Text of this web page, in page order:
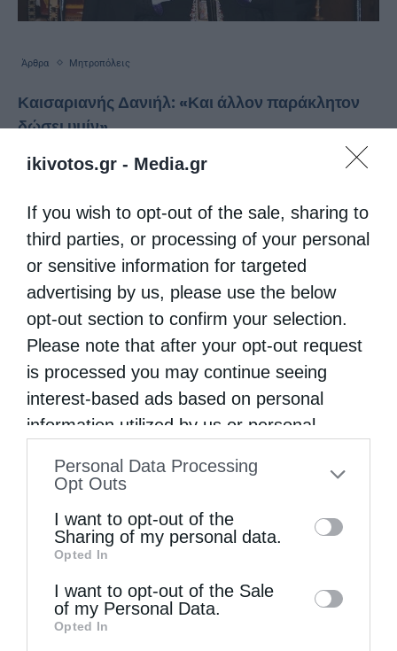
ikivotos.gr - Media.gr
If you wish to opt-out of the sale, sharing to
third parties, or processing of your personal
or sensitive information for targeted
advertising by us, please use the below
opt-out section to confirm your selection.
Please note that after your opt-out request
is processed you may continue seeing
interest-based ads based on personal
information utilized by us or personal
to your opt-out. You may separately opt-out
information by third parties on the IAB’s list
of downstream participants. This
information may also be disclosed by us to
third parties on theIAB’s List of
Downstream Participants
Personal Data Processing
Opt Outs
I want to opt-out of the
Sharing of my personal data.
Opted In
I want to opt-out of the Sale
of my Personal Data.
Opted In
Άρθρα Μητροπόλεις
Καισαριανής Δανιήλ: «Και άλλον παράκλητον
δώσει υμίν»
από ikivotos 4 Ιουνίου 2025
Καισαριανής, Βύρωνος και Υμηττού κ.
Δανιήλ, στην Κιβωτό της Ορθοδοξίας
Εκκλησία